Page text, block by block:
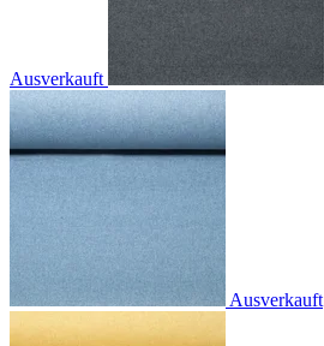
Ausverkauft
Ausverkauft